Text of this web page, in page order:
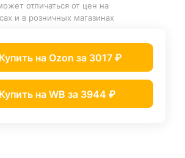
отличаться от цен на
и в розничных магазинах
Купить на Ozon за 3017 ₽
Купить на WB за 3944 ₽